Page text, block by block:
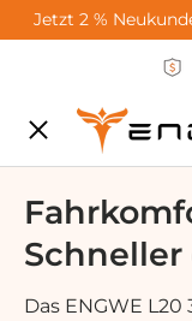
Saltar al
Jetzt 2 %
Menú
City-Sale
E-Bikes
Das ENGWE